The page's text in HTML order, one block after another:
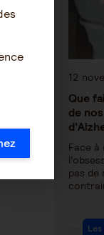
12
Que
de
Face à
pas de